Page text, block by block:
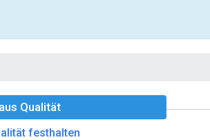
Qualität
festhalten